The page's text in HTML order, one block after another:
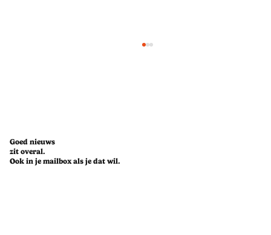
Goed nieuws
zit overal.
Ook in je mailbox als je dat wil.